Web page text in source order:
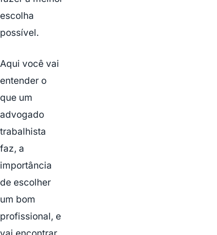
escolha
possível.
Aqui você vai
entender o
que um
advogado
trabalhista
faz, a
importância
de escolher
um bom
profissional, e